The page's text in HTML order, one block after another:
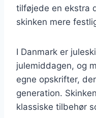
tilføjede en ekstra
skinken mere
I Danmark er
julemiddagen, og
egne opskrifter,
generation.
klassiske tilbehør